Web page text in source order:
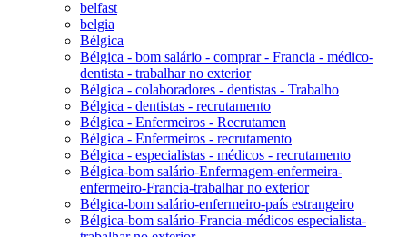
belfast
belgia
Bélgica
Bélgica - bom salário - comprar - Francia - médico-
dentista - trabalhar no exterior
Bélgica - colaboradores - dentistas - Trabalho
Bélgica - dentistas - recrutamento
Bélgica - Enfermeiros - Recrutamen
Bélgica - Enfermeiros - recrutamento
Bélgica - especialistas - médicos - recrutamento
Bélgica-bom salário-Enfermagem-enfermeira-
enfermeiro-Francia-trabalhar no exterior
Bélgica-bom salário-enfermeiro-país estrangeiro
Bélgica-bom salário-Francia-médicos especialista-